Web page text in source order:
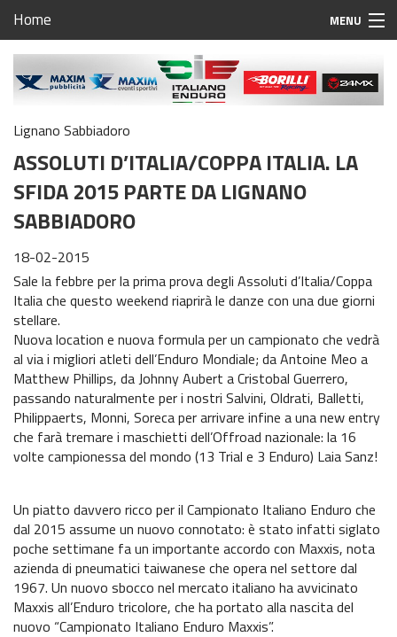
Home MENU
Home
Calendario Campionato Italiano Enduro 2023
Regolamento Regionale Enduro Friuli Venezia Giulia
Campionato Regionale Enduro Friuli Venezia Giulia
1^ prova Fanna
2^ prova Ragogna
3^ prova Aviano
4^ prova TBA
5^ prova Carso
6^ prova Grado
News EnduroGP
Regionale Enduro
Cerca Motoclub
Piloti Enduro
Lignano Sabbiadoro
ASSOLUTI D’ITALIA/COPPA ITALIA. LA
SFIDA 2015 PARTE DA LIGNANO
SABBIADORO
18-02-2015
Sale la febbre per la prima prova degli Assoluti d’Italia/Coppa
Italia che questo weekend riaprirà le danze con una due giorni
stellare.
Nuova location e nuova formula per un campionato che vedrà
al via i migliori atleti dell’Enduro Mondiale; da Antoine Meo a
Matthew Phillips, da Johnny Aubert a Cristobal Guerrero,
passando naturalmente per i nostri Salvini, Oldrati, Balletti,
Philippaerts, Monni, Soreca per arrivare infine a una new entry
che farà tremare i maschietti dell’Offroad nazionale: la 16
volte campionessa del mondo (13 Trial e 3 Enduro) Laia Sanz!
Un piatto davvero ricco per il Campionato Italiano Enduro che
dal 2015 assume un nuovo connotato: è stato infatti siglato
poche settimane fa un importante accordo con Maxxis, nota
azienda di pneumatici taiwanese che opera nel settore dal
1967. Un nuovo sbocco nel mercato italiano ha avvicinato
Maxxis all’Enduro tricolore, che ha portato alla nascita del
nuovo “Campionato Italiano Enduro Maxxis”.